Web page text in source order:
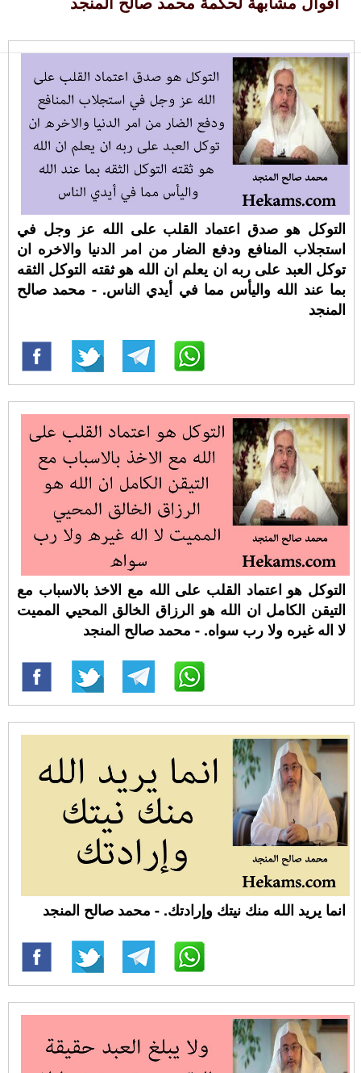
التوكل هو صدق اعتماد القلب على الله عز وجل في
استجلاب المنافع ودفع الضار من امر الدنيا والاخره ان
توكل العبد على ربه ان يعلم ان الله هو ثقته التوكل الثقه
بما عند الله واليأس مما في أيدي الناس. - محمد صالح
المنجد
التوكل هو اعتماد القلب على الله مع الاخذ بالاسباب مع
التيقن الكامل ان الله هو الرزاق الخالق المحيي المميت
لا اله غيره ولا رب سواه. - محمد صالح المنجد
انما يريد الله منك نيتك وإرادتك. - محمد صالح المنجد